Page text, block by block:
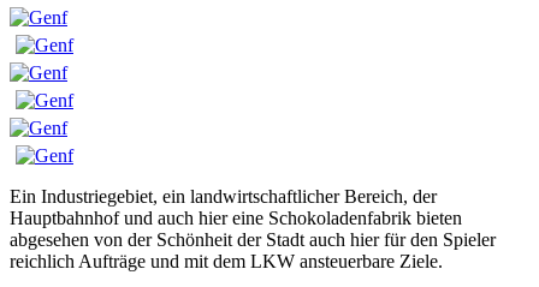
Ein Industriegebiet, ein landwirtschaftlicher Bereich, der
Hauptbahnhof und auch hier eine Schokoladenfabrik bieten
abgesehen von der Schönheit der Stadt auch hier für den Spieler
reichlich Aufträge und mit dem LKW ansteuerbare Ziele.